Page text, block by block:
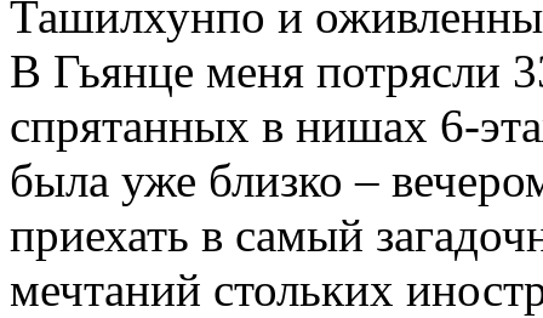
Ташилхунпо и
В Гьянце меня потрясли
спрятанных в нишах 6-
была уже близко –
приехать в самый
мечтаний стольких